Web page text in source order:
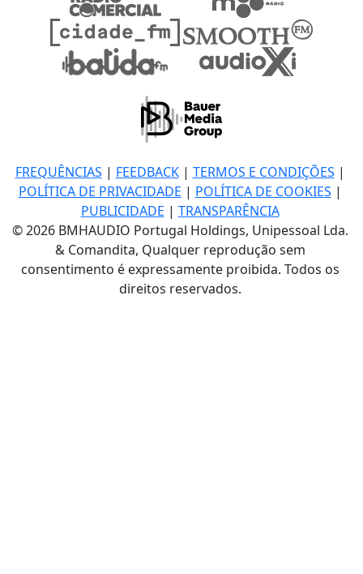
FREQUÊNCIAS | FEEDBACK| TERMOS E CONDIÇÕES |
POLÍTICA DE PRIVACIDADE | POLÍTICA DE COOKIES |
PUBLICIDADE | TRANSPARÊNCIA
© 2026 BMHAUDIO Portugal Holdings, Unipessoal Lda.
& Comandita, Qualquer reprodução sem
consentimento é expressamente proibida. Todos os
direitos reservados.